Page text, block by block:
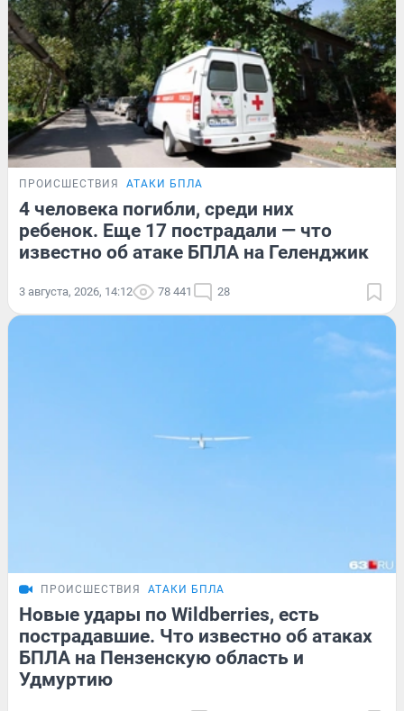
ПРОИСШЕСТВИЯ АТАКИ БПЛА
4 человека погибли, среди них
ребенок. Еще 17 пострадали — что
известно об атаке БПЛА на Геленджик
3 августа, 2026, 14:12 78 441 28
ПРОИСШЕСТВИЯ АТАКИ БПЛА
Новые удары по Wildberries, есть
пострадавшие. Что известно об атаках
БПЛА на Пензенскую область и
Удмуртию